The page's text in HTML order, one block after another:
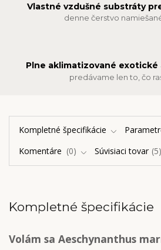
Vlastné vzdušné substráty
denne čerstvo
Plne aklimatizované exotické
predávame len to, čo
Kompletné špecifikácie
Komentáre
0 Súvisiaci tovar 5
Kompletné špecifikácie
Volám sa Aeschynanthus